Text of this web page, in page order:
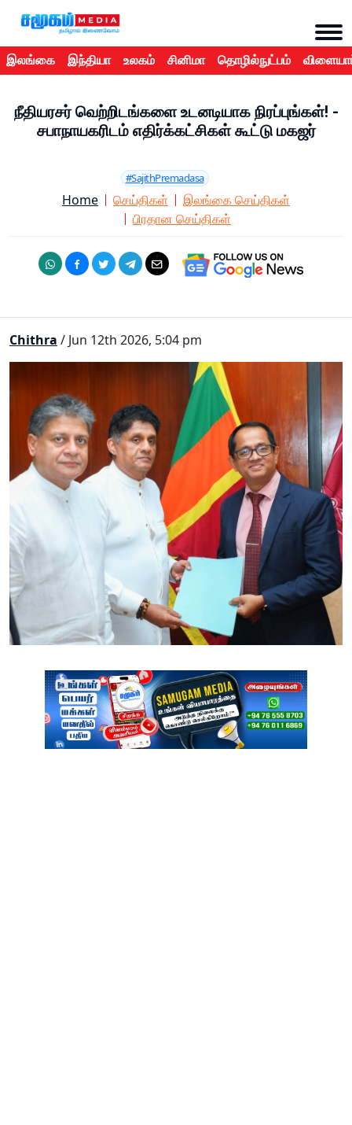
இலங்கை இந்தியா உலகம் சினிமா தொழில்நுட்பம்
நீதியரசர் வெற்றிடங்களை உடனடியாக நிரப்புங்கள்! -
சபாநாயகரிடம் எதிர்க்கட்சிகள் கூட்டு மகஜர்
#SajithPremadasa
Home செய்திகள்
இலங்கை செய்திகள்
பிரதான செய்திகள்
Chithra / Jun 12th 2026, 5:04 pm